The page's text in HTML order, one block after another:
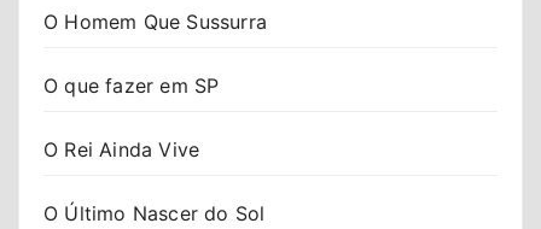
O Homem Que Sussurra
O que fazer em SP
O Rei Ainda Vive
O Último Nascer do Sol